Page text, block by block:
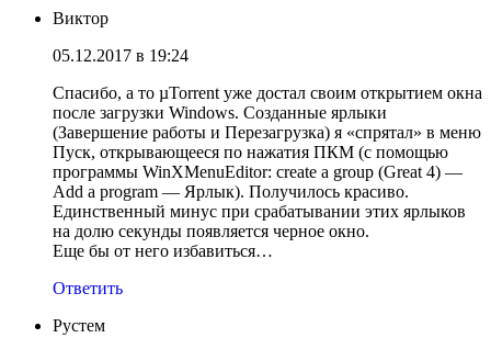
Виктор
05.12.2017 в 19:24
Спасибо, а то µTorrent уже достал своим открытием окна
после загрузки Windows. Созданные ярлыки
(Завершение работы и Перезагрузка) я «спрятал» в меню
Пуск, открывающееся по нажатия ПКМ (с помощью
программы WinXMenuEditor: create a group (Great 4) —
Add a program — Ярлык). Получилось красиво.
Единственный минус при срабатывании этих ярлыков
на долю секунды появляется черное окно.
Еще бы от него избавиться…
Ответить
Рустем